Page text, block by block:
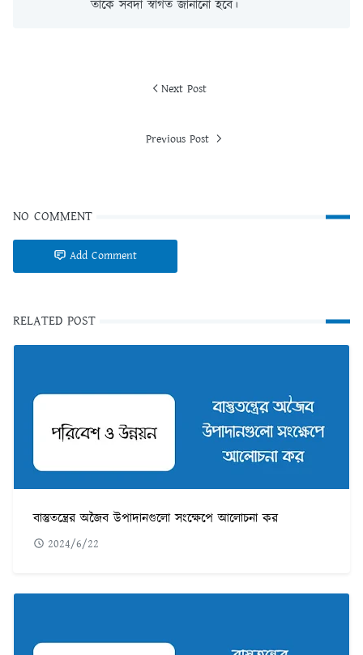
তাকে সর্বদা স্বাগত জানানো হবে।
Next Post
Previous Post
NO COMMENT
Add Comment
RELATED POST
বাস্তুতন্ত্রের অজৈব উপাদানগুলো সংক্ষেপে আলোচনা কর
2024/6/22